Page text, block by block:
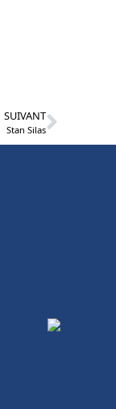
SUIVANT
Stan Silas